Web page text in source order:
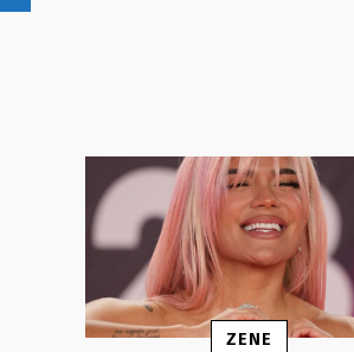
ZENE